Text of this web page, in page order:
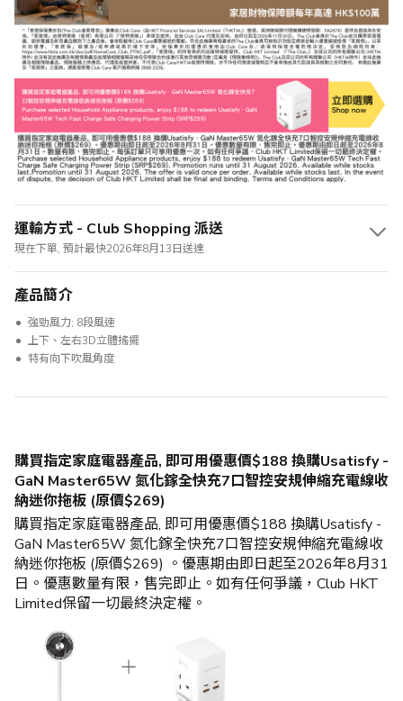
運輸方式 - Club Shopping 派送
現在下單, 預計最快2026年8月13日送達
產品簡介
強勁風力; 8段風速
上下、左右3D立體搖擺
特有向下吹風角度
購買指定家庭電器產品, 即可用優惠價$188 換購Usatisfy -
GaN Master65W 氮化鎵全快充7口智控安規伸縮充電線收
納迷你拖板 (原價$269)
購買指定家庭電器產品, 即可用優惠價$188 換購Usatisfy -
GaN Master65W 氮化鎵全快充7口智控安規伸縮充電線收
納迷你拖板 (原價$269) 。優惠期由即日起至2026年8月31
日。優惠數量有限，售完即止。如有任何爭議，Club HKT
Limited保留一切最終決定權。